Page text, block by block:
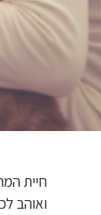
חיית
ואוהב